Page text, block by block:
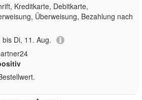
Kreditkarte, Debitkarte,
Überweisung, Bezahlung nach
Di, 11. Aug.